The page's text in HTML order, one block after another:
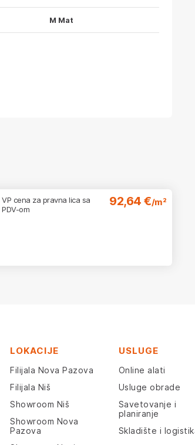
M Mat
VP cena za pravna lica sa
PDV-om
92,64 €/m²
LOKACIJE
Filijala Nova Pazova
Filijala Niš
Showroom Niš
Showroom Nova
Pazova
USLUGE
Online alati
Usluge obrade
Savetovanje i
planiranje
Skladište i